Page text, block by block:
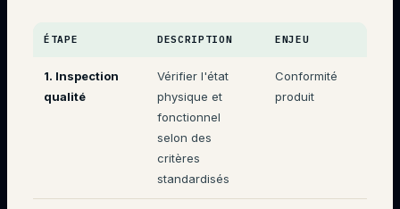
ÉTAPE DESCRIPTION ENJEU
1. Inspection
qualité
Vérifier l'état
physique et
fonctionnel
selon des
critères
standardisés
Conformité
produit